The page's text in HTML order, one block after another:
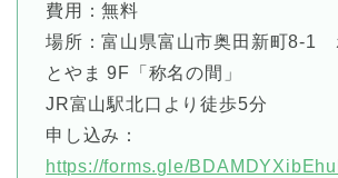
費用：無料
場所：富山県富山市奥田新町8-1
とやま 9F「称名の間」
JR富山駅北口より徒歩5分
申し込み：
https://forms.gle/